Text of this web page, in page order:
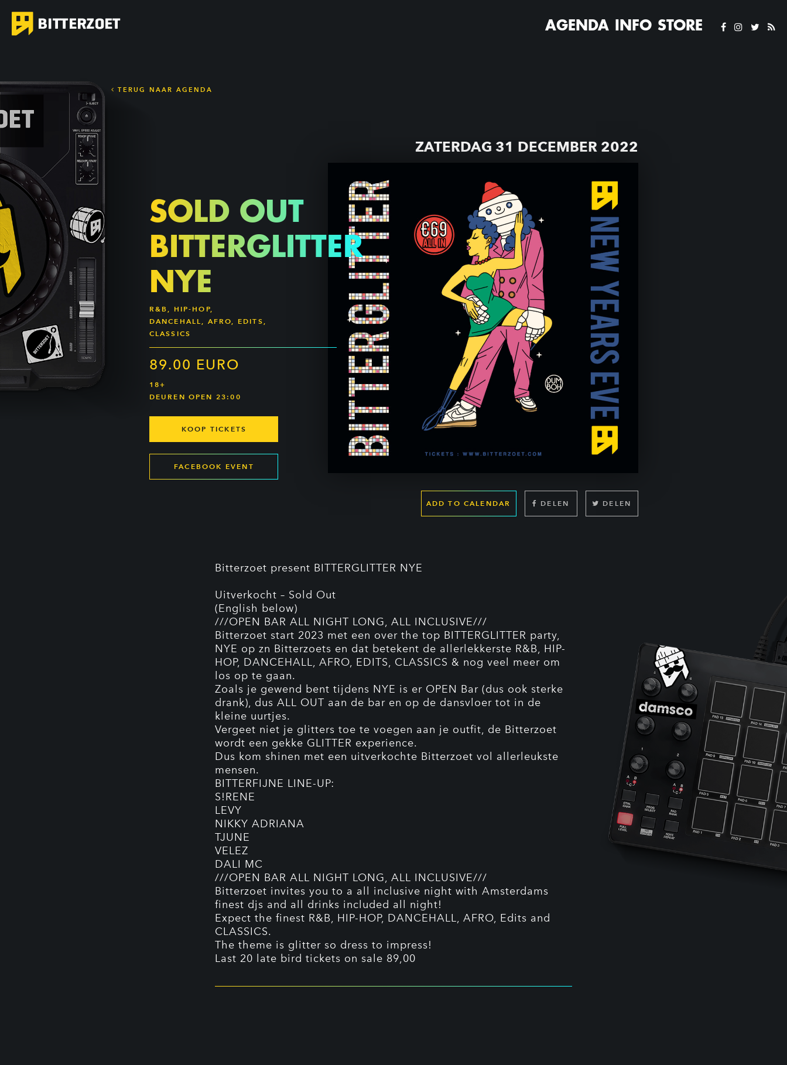
AGENDA INFO STORE
TERUG NAAR AGENDA
ZATERDAG 31 DECEMBER 2022
ADD TO CALENDAR DELEN DELEN
SOLD OUT
BITTERGLITTER
NYE
R&B, HIP-HOP,
DANCEHALL, AFRO, EDITS,
CLASSICS
89.00 EURO
18+
DEUREN OPEN 23:00
KOOP TICKETS
FACEBOOK EVENT
Bitterzoet present BITTERGLITTER NYE
Uitverkocht – Sold Out
(English below)
///OPEN BAR ALL NIGHT LONG, ALL INCLUSIVE///
Bitterzoet start 2023 met een over the top BITTERGLITTER party,
NYE op zn Bitterzoets en dat betekent de allerlekkerste R&B, HIP-
HOP, DANCEHALL, AFRO, EDITS, CLASSICS & nog veel meer om
los op te gaan.
Zoals je gewend bent tijdens NYE is er OPEN Bar (dus ook sterke
drank), dus ALL OUT aan de bar en op de dansvloer tot in de
kleine uurtjes.
Vergeet niet je glitters toe te voegen aan je outfit, de Bitterzoet
wordt een gekke GLITTER experience.
Dus kom shinen met een uitverkochte Bitterzoet vol allerleukste
mensen.
BITTERFIJNE LINE-UP:
S!RENE
LEVY
NIKKY ADRIANA
TJUNE
VELEZ
DALI MC
///OPEN BAR ALL NIGHT LONG, ALL INCLUSIVE///
Bitterzoet invites you to a all inclusive night with Amsterdams
finest djs and all drinks included all night!
Expect the finest R&B, HIP-HOP, DANCEHALL, AFRO, Edits and
CLASSICS.
The theme is glitter so dress to impress!
Last 20 late bird tickets on sale 89,00